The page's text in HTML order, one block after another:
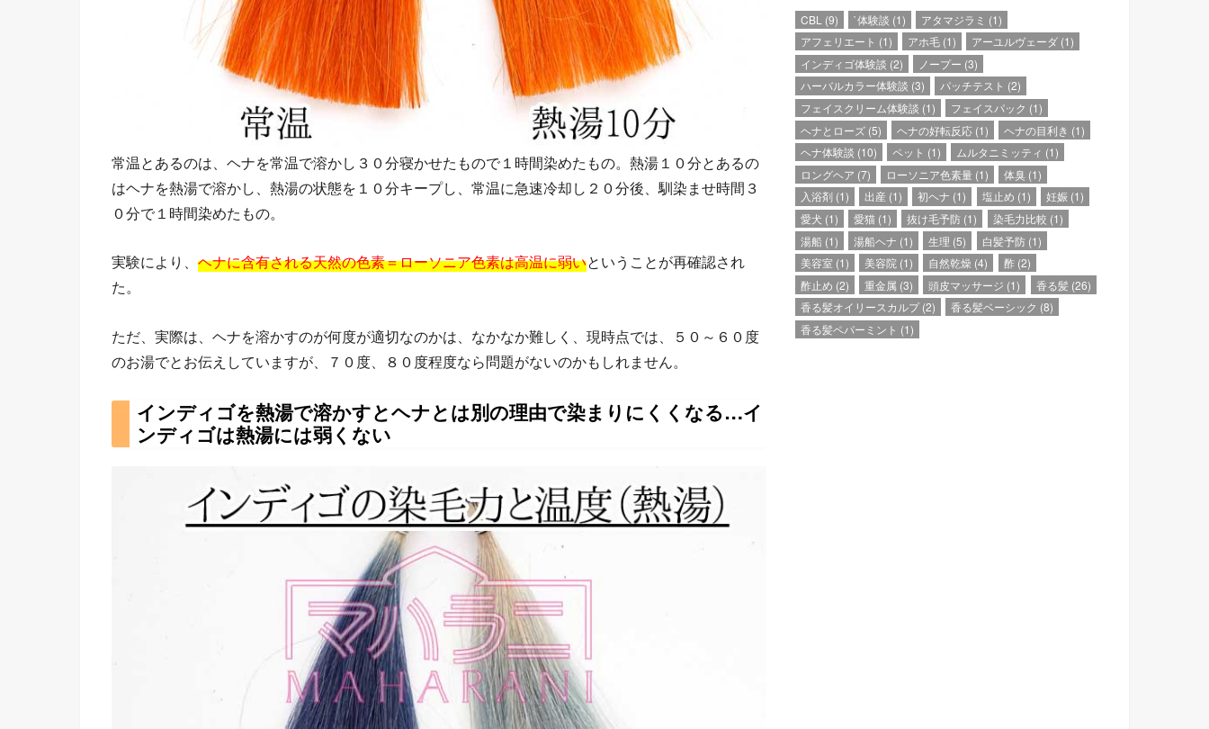
常温とあるのは、ヘナを常温で溶かし３０分寝かせたもので１時間染めたもの。熱湯１０分とあるの
はヘナを熱湯で溶かし、熱湯の状態を１０分キープし、常温に急速冷却し２０分後、馴染ませ時間３
０分で１時間染めたもの。
実験により、 ヘナに含有される天然の色素＝ローソニア色素は高温に弱いということが再確認され
た。
ただ、実際は、ヘナを溶かすのが何度が適切なのかは、なかなか難しく、現時点では、５０～６０度
のお湯でとお伝えしていますが、７０度、８０度程度なら問題がないのかもしれません。
インディゴを熱湯で溶かすとヘナとは別の理由で染まりにくくなる…イ
ンディゴは熱湯には弱くない
CBL (9) `体験談 (1) アタマジラミ (1)
アフェリエート (1) アホ毛 (1) アーユルヴェーダ (1)
インディゴ体験談 (2) ノープー (3)
ハーバルカラー体験談 (3) パッチテスト (2)
フェイスクリーム体験談 (1) フェイスパック (1)
ヘナとローズ (5) ヘナの好転反応 (1) ヘナの目利き (1)
ヘナ体験談 (10) ペット (1) ムルタニミッティ (1)
ロングヘア (7) ローソニア色素量 (1) 体臭 (1)
入浴剤 (1) 出産 (1) 初ヘナ (1) 塩止め (1) 妊娠(1)
愛犬 (1) 愛猫 (1) 抜け毛予防 (1) 染毛力比較 (1)
湯船 (1) 湯船ヘナ (1) 生理 (5) 白髪予防(1)
美容室 (1) 美容院 (1) 自然乾燥 (4) 酢(2)
酢止め (2) 重金属 (3) 頭皮マッサージ (1) 香る髪(26)
香る髪オイリースカルプ (2) 香る髪ベーシック (8)
香る髪ペパーミント (1)